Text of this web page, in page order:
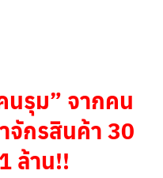
รุม” จากคน
จักรสินค้า 30
ล้าน!!